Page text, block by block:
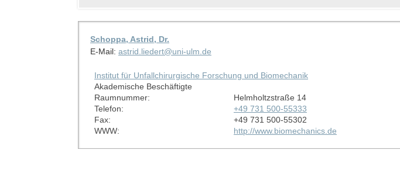
Schoppa, Astrid, Dr.
E-Mail: astrid.liedert@uni-ulm.de
Institut für Unfallchirurgische Forschung und Biomechanik
Akademische Beschäftigte
Raumnummer:
Helmholtzstraße 14
Telefon:
+49 731 500-55333
Fax:
+49 731 500-55302
WWW:
http://www.biomechanics.de